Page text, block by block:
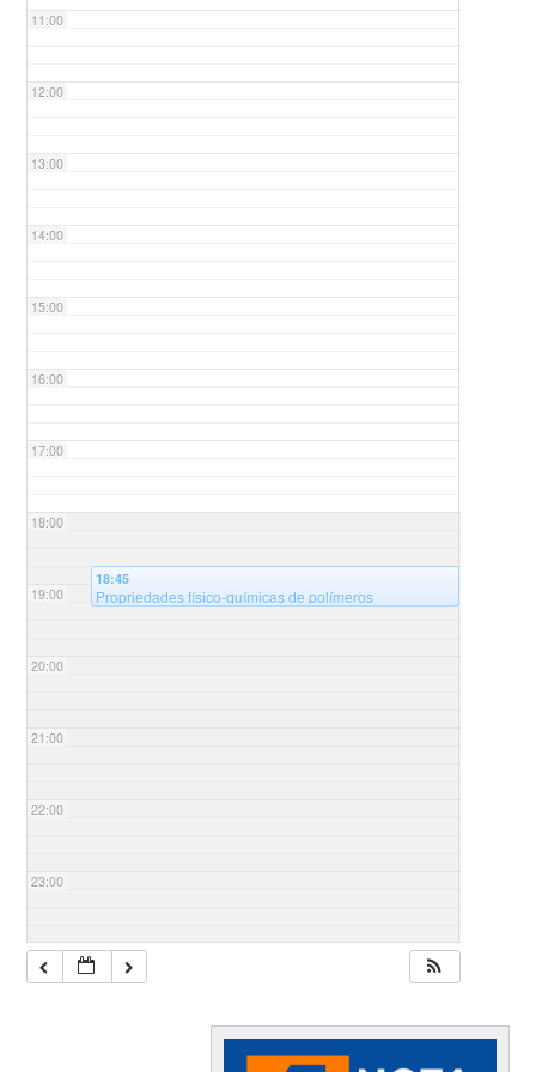
11:00
12:00
13:00
14:00
15:00
16:00
17:00
18:00
19:00
20:00
21:00
22:00
23:00
18:45
Propriedades físico-químicas de polímeros